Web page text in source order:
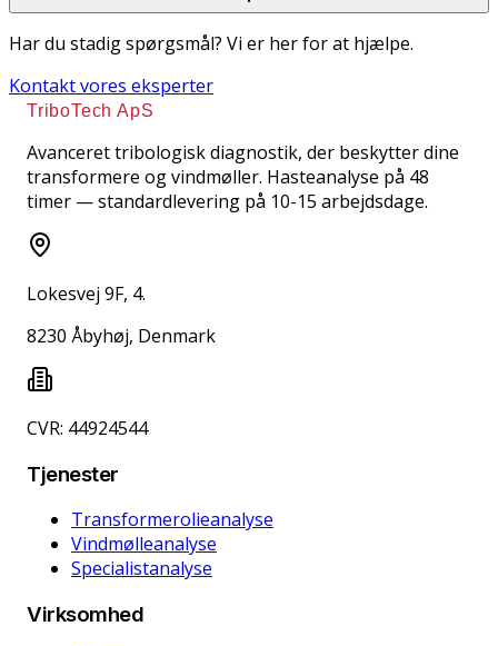
Har du stadig spørgsmål? Vi er her for at hjælpe.
Kontakt vores eksperter
TriboTech ApS
Avanceret tribologisk diagnostik, der beskytter dine
transformere og vindmøller. Hasteanalyse på 48
timer — standardlevering på 10-15 arbejdsdage.
Lokesvej 9F, 4.
8230 Åbyhøj, Denmark
CVR: 44924544
Tjenester
Transformerolieanalyse
Vindmølleanalyse
Specialistanalyse
Virksomhed